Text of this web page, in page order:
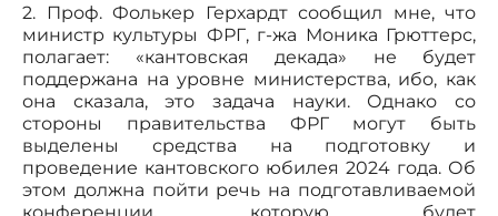
2. Проф. Фолькер Герхардт сообщил мне, что
министр культуры ФРГ, г-жа Моника Грюттерс,
полагает: «кантовская декада» не будет
поддержана на уровне министерства, ибо, как
она сказала, это задача науки. Однако со
стороны правительства ФРГ могут быть
выделены средства на подготовку и
проведение кантовского юбилея 2024 года. Об
этом должна пойти речь на подготавливаемой